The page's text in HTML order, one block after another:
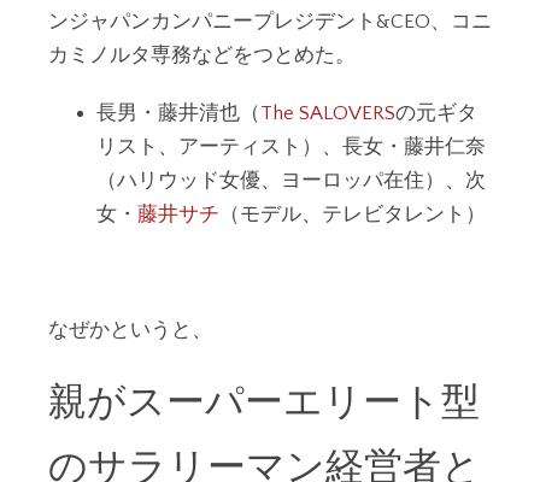
ンジャパンカンパニープレジデント&CEO、コニ
カミノルタ専務などをつとめた。
長男・藤井清也（The SALOVERSの元ギタ
リスト、アーティスト）、長女・藤井仁奈
（ハリウッド女優、ヨーロッパ在住）、次
女・ 藤井サチ （モデル、テレビタレント）
なぜかというと、
親がスーパーエリート型
のサラリーマン経営者と